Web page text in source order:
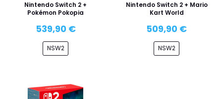
Nintendo Switch 2 +
Pokémon Pokopia
539,90 €
NSW2
Nintendo Switch 2 + Mario
Kart World
509,90 €
NSW2